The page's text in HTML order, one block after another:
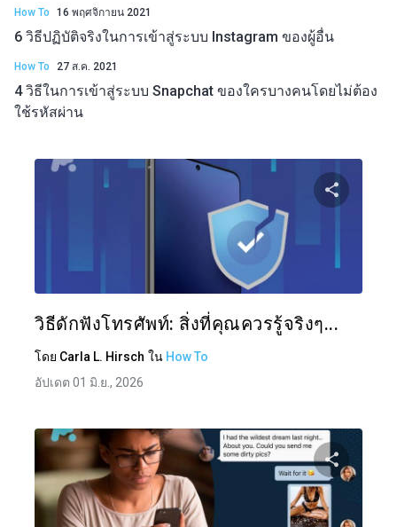
How To 16 พฤศจิกายน 2021
6 วิธีปฏิบัติจริงในการเข้าสู่ระบบ Instagram ของผู้อื่น
How To 27 ส.ค. 2021
4 วิธีในการเข้าสู่ระบบ Snapchat ของใครบางคนโดยไม่ต้อง
ใช้รหัสผ่าน
วิธีดักฟังโทรศัพท์: สิ่งที่คุณควรรู้จริงๆ...
โดย Carla L. Hirsch ใน How To
อัปเดต 01 มิ.ย., 2026